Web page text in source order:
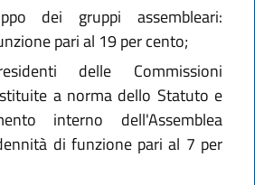
dei gruppi assembleari:
pari al 19 per cento;
delle Commissioni
a norma dello Statuto e
interno dell'Assemblea
di funzione pari al 7 per